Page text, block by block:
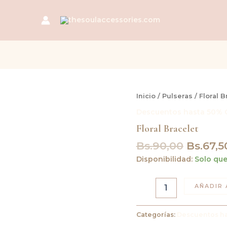
Inicio/ Pulseras / Floral
Floral Bracelet
Bs.90,00
El
era:
Bs.
Disponibilidad: Solo
Floral
AÑADIR
Categorías: